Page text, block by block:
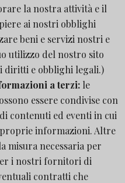
la nostra attività e il
ai nostri obblighi
beni e servizi nostri e
utilizzo del nostro sito
diritti e obblighi legali.)
a terzi: le
essere condivise con
contenuti ed eventi in cui
informazioni. Altre
misura necessaria per
i nostri fornitori di
contratti che